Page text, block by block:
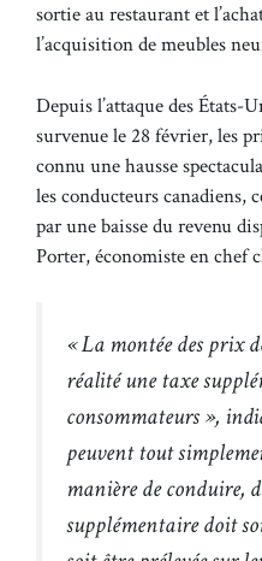
sortie au restaurant et
l’acquisition de meubles
Depuis l’attaque des États-
survenue le 28 février, les
connu une hausse
les conducteurs canadiens,
par une baisse du revenu
Porter, économiste en chef
« La montée des prix
réalité une taxe
consommateurs »,
peuvent tout
manière de conduire,
supplémentaire doit